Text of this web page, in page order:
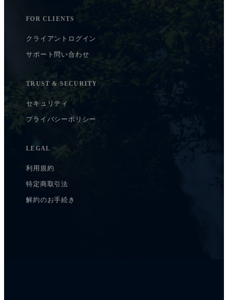
FOR CLIENTS
クライアントログイン
サポート問い合わせ
TRUST & SECURITY
セキュリティ
プライバシーポリシー
LEGAL
利用規約
特定商取引法
解約のお手続き